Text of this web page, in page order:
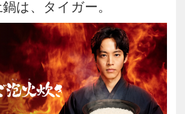
は、タイガー。